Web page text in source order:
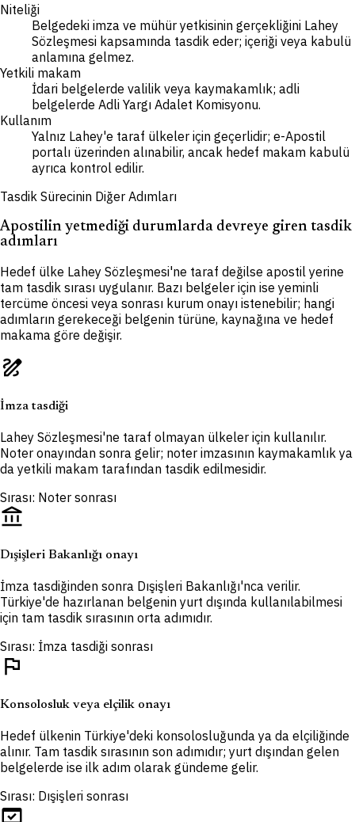
Niteliği
Belgedeki imza ve mühür yetkisinin gerçekliğini Lahey
Sözleşmesi kapsamında tasdik eder; içeriği veya kabulü
anlamına gelmez.
Yetkili makam
İdari belgelerde valilik veya kaymakamlık; adli
belgelerde Adli Yargı Adalet Komisyonu.
Kullanım
Yalnız Lahey'e taraf ülkeler için geçerlidir; e-Apostil
portalı üzerinden alınabilir, ancak hedef makam kabulü
ayrıca kontrol edilir.
Tasdik Sürecinin Diğer Adımları
Apostilin yetmediği durumlarda devreye giren tasdik
adımları
Hedef ülke Lahey Sözleşmesi'ne taraf değilse apostil yerine
tam tasdik sırası uygulanır. Bazı belgeler için ise yeminli
tercüme öncesi veya sonrası kurum onayı istenebilir; hangi
adımların gerekeceği belgenin türüne, kaynağına ve hedef
makama göre değişir.
draw
İmza tasdiği
Lahey Sözleşmesi'ne taraf olmayan ülkeler için kullanılır.
Noter onayından sonra gelir; noter imzasının kaymakamlık ya
da yetkili makam tarafından tasdik edilmesidir.
Sırası: Noter sonrası
account_balance
Dışişleri Bakanlığı onayı
İmza tasdiğinden sonra Dışişleri Bakanlığı'nca verilir.
Türkiye'de hazırlanan belgenin yurt dışında kullanılabilmesi
için tam tasdik sırasının orta adımıdır.
Sırası: İmza tasdiği sonrası
flag
Konsolosluk veya elçilik onayı
Hedef ülkenin Türkiye'deki konsolosluğunda ya da elçiliğinde
alınır. Tam tasdik sırasının son adımıdır; yurt dışından gelen
belgelerde ise ilk adım olarak gündeme gelir.
Sırası: Dışişleri sonrası
domain_verification